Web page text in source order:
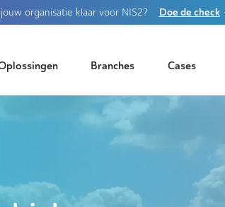
organisatie klaar voor NIS2? Doe de check
Branches Cases